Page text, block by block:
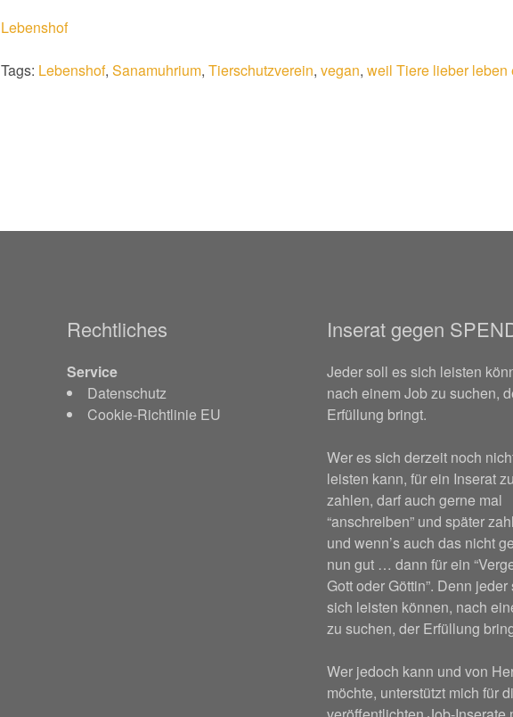
Lebenshof
Tags: Lebenshof,Sanamuhrium,Tierschutzverein,vegan,weil Tiere lieber leben
Rechtliches
Service
Datenschutz
Cookie-Richtlinie EU
Inserat gegen
Jeder soll es sich leisten
nach einem Job zu suchen,
Erfüllung bringt.
Wer es sich derzeit noch
leisten kann, für ein Inserat
zahlen, darf auch gerne mal
“anschreiben” und später
und wenn’s auch das nicht
nun gut … dann für ein
Gott oder Göttin”. Denn
sich leisten können, nach
zu suchen, der Erfüllung
Wer jedoch kann und von
möchte, unterstützt mich für